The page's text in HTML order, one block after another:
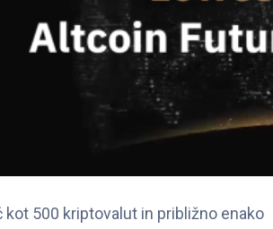
kot 500 kriptovalut in približno enako